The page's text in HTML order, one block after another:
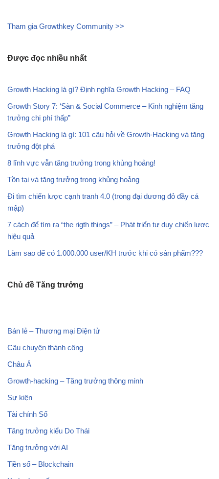
Tham gia Growthkey Community >>
Được đọc nhiều nhất
Growth Hacking là gì? Định nghĩa Growth Hacking – FAQ
Growth Story 7: ‘Sàn & Social Commerce – Kinh nghiệm tăng
trưởng chi phí thấp”
Growth Hacking là gì: 101 câu hỏi về Growth-Hacking và tăng
trưởng đột phá
8 lĩnh vực vẫn tăng trưởng trong khủng hoảng!
Tồn tại và tăng trưởng trong khủng hoảng
Đi tìm chiến lược cạnh tranh 4.0 (trong đại dương đỏ đầy cá
mập)
7 cách để tìm ra “the rigth things” – Phát triển tư duy chiến lược
hiệu quả
Làm sao để có 1.000.000 user/KH trước khi có sản phẩm???
Chủ đề Tăng trưởng
Bán lẻ – Thương mại Điện tử
Câu chuyện thành công
Châu Á
Growth-hacking – Tăng trưởng thông minh
Sự kiện
Tài chính Số
Tăng trưởng kiểu Do Thái
Tăng trưởng với AI
Tiền số – Blockchain